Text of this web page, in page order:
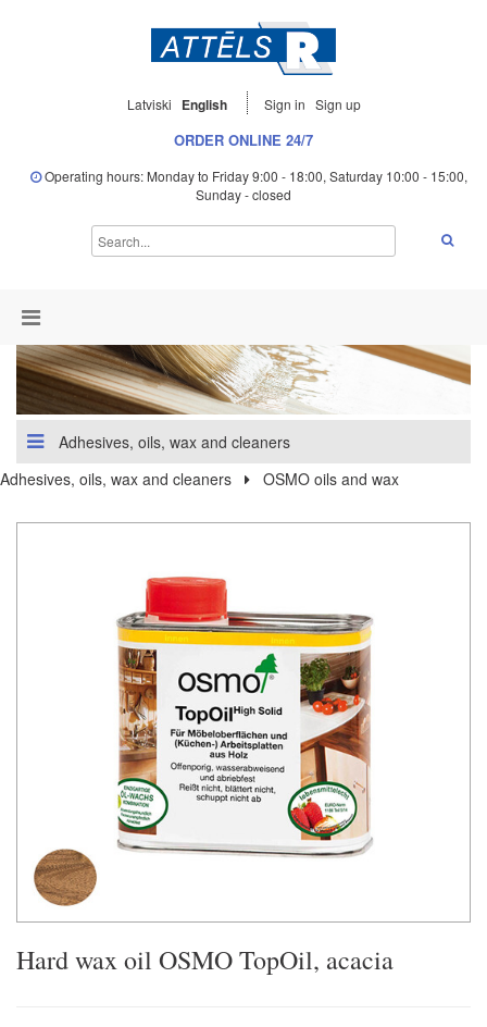
Latviski English Sign in Sign up
ORDER ONLINE 24/7
Operating hours: Monday to Friday 9:00 - 18:00, Saturday 10:00 - 15:00,
Sunday - closed
Adhesives, oils, wax and cleaners
Adhesives, oils, wax and cleaners
OSMO oils and wax
Hard wax oil OSMO TopOil, acacia